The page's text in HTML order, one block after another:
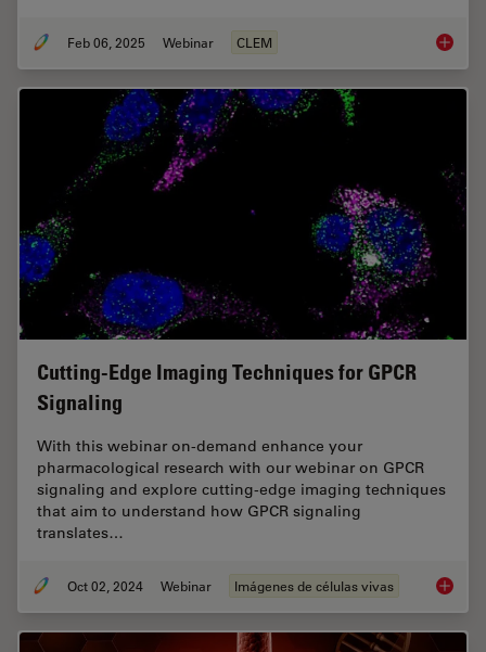
Feb 06, 2025 Webinar CLEM From
Cutting-Edge Imaging Techniques for GPCR
Signaling
With this webinar on-demand enhance your
pharmacological research with our webinar on GPCR
signaling and explore cutting-edge imaging techniques
that aim to understand how GPCR signaling
translates…
Oct 02, 2024 Webinar Imágenes de células vivas